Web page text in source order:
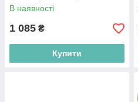
В наявності
1 085 ₴
Купити